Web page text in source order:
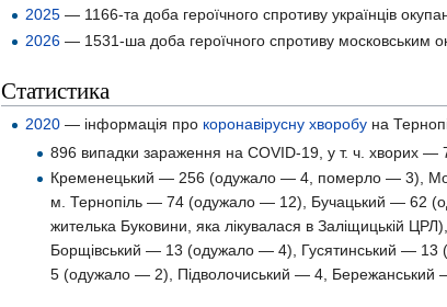
2025 — 1166-та доба героїчного спротиву українців
2026 — 1531-ша доба героїчного спротиву московським
Статистика
2020 — інформація про коронавірусну хворобу на
896 випадки зараження на COVID-19, у т. ч. хворих
Кременецький — 256 (одужало — 4, померло — 3),
м. Тернопіль — 74 (одужало — 12), Бучацький — 62
жителька Буковини, яка лікувалася в Заліщицькій
Борщівський — 13 (одужало — 4), Гусятинський —
5 (одужало — 2), Підволочиський — 4,